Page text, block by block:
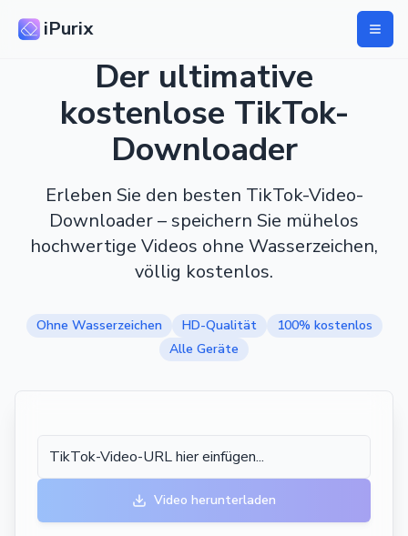
iPurix
Der ultimative
kostenlose TikTok-
Downloader
Erleben Sie den besten TikTok-Video-
Downloader – speichern Sie mühelos
hochwertige Videos ohne Wasserzeichen,
völlig kostenlos.
Ohne Wasserzeichen HD-Qualität
100% kostenlos
Alle Geräte
Video herunterladen